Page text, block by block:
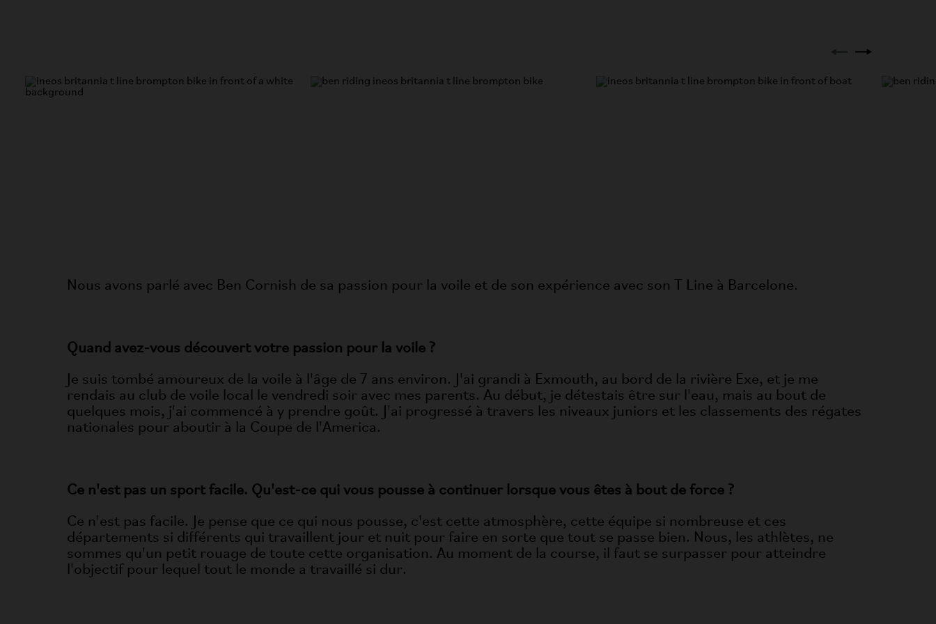
Nous avons parlé avec Ben Cornish de sa passion pour la voile et de son expérience avec son T Line à Barcelone.
Quand avez-vous découvert votre passion pour la voile ?
Je suis tombé amoureux de la voile à l'âge de 7 ans environ. J'ai grandi à Exmouth, au bord de la rivière Exe, et je me
rendais au club de voile local le vendredi soir avec mes parents. Au début, je détestais être sur l'eau, mais au bout de
quelques mois, j'ai commencé à y prendre goût. J'ai progressé à travers les niveaux juniors et les classements des régates
nationales pour aboutir à la Coupe de l'America.
Ce n'est pas un sport facile. Qu'est-ce qui vous pousse à continuer lorsque vous êtes à bout de force ?
Ce n'est pas facile. Je pense que ce qui nous pousse, c'est cette atmosphère, cette équipe si nombreuse et ces
départements si différents qui travaillent jour et nuit pour faire en sorte que tout se passe bien. Nous, les athlètes, ne
sommes qu'un petit rouage de toute cette organisation. Au moment de la course, il faut se surpasser pour atteindre
l'objectif pour lequel tout le monde a travaillé si dur.